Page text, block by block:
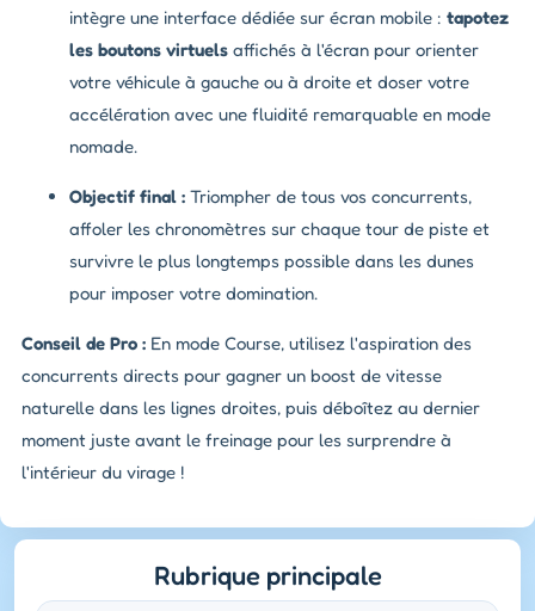
intègre une interface dédiée sur écran mobile : tapotez
les boutons virtuels affichés à l'écran pour orienter
votre véhicule à gauche ou à droite et doser votre
accélération avec une fluidité remarquable en mode
nomade.
Objectif final : Triompher de tous vos concurrents,
affoler les chronomètres sur chaque tour de piste et
survivre le plus longtemps possible dans les dunes
pour imposer votre domination.
Conseil de Pro : En mode Course, utilisez l'aspiration des
concurrents directs pour gagner un boost de vitesse
naturelle dans les lignes droites, puis déboîtez au dernier
moment juste avant le freinage pour les surprendre à
l'intérieur du virage !
Rubrique principale